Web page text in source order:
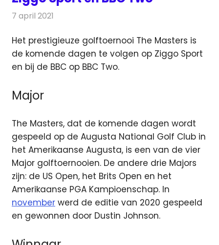
7 april 2021
Het prestigieuze golftoernooi The Masters is
de komende dagen te volgen op Ziggo Sport
en bij de BBC op BBC Two.
Major
The Masters, dat de komende dagen wordt
gespeeld op de Augusta National Golf Club in
het Amerikaanse Augusta, is een van de vier
Major golftoernooien. De andere drie Majors
zijn: de US Open, het Brits Open en het
Amerikaanse PGA Kampioenschap. In
november werd de editie van 2020 gespeeld
en gewonnen door Dustin Johnson.